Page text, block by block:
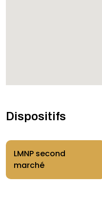
Dispositifs
LMNP second
marché